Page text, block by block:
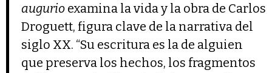
augurio examina la vida y la obra de Carlos
Droguett, figura clave de la narrativa del
siglo XX. “Su escritura es la de alguien
que preserva los hechos, los fragmentos